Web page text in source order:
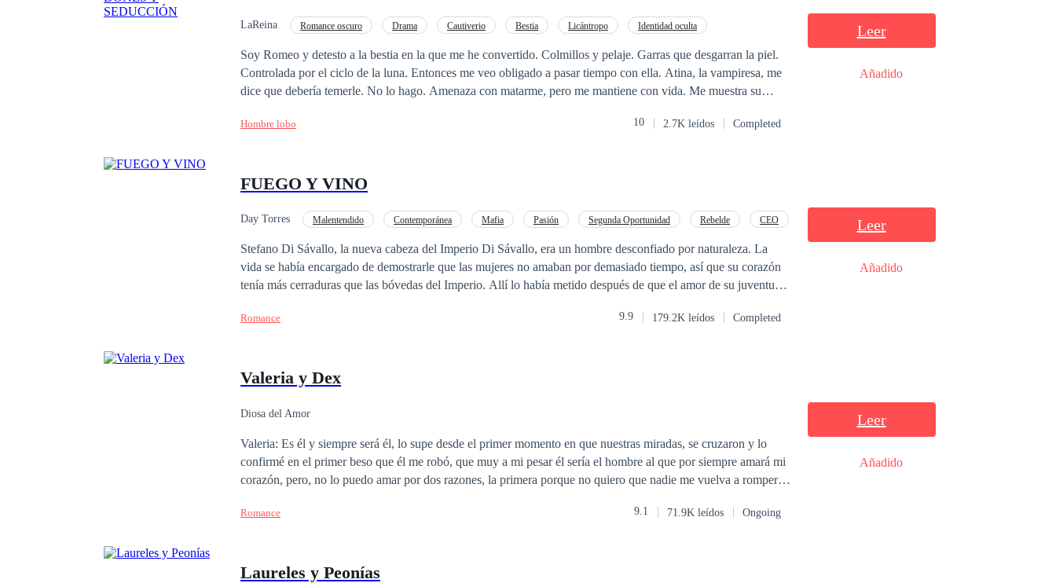
LaReina Romance oscuro Drama Cautiverio Bestia Licántropo
Identidad oculta
Soy Romeo y detesto a la bestia en la que me he convertido. Colmillos y pelaje. Garras que desgarran la piel.
Controlada por el ciclo de la luna. Entonces me veo obligado a pasar tiempo con ella. Atina, la vampiresa, me
dice que debería temerle. No lo hago. Amenaza con matarme, pero me mantiene con vida. Me muestra su
compañera. La bestia dentro de mí quiere perseguirla, reclamarla. Hacerla mía. Pero primero necesito
Hombre lobo 10 2.7K leídos Completed
Leer
Añadido
FUEGO Y VINO
Day Torres Malentendido Contemporánea Mafia Pasión Segunda Oportunidad Rebelde
CEO
Stefano Di Sávallo, la nueva cabeza del Imperio Di Sávallo, era un hombre desconfiado por naturaleza. La
vida se había encargado de demostrarle que las mujeres no amaban por demasiado tiempo, así que su corazón
tenía más cerraduras que las bóvedas del Imperio. Allí lo había metido después de que el amor de su juventud
mundo, lo obligó a reencontrarse con ella: Isabella Valenti, Bells, la mujer que más odiaba y la única que podía
venía con desafíos difíciles de vencer.
Romance 9.9 179.2K leídos Completed
Leer
Añadido
Valeria y Dex
Diosa del Amor
Valeria: Es él y siempre será él, lo supe desde el primer momento en que nuestras miradas, se cruzaron y lo
confirmé en el primer beso que él me robó, que muy a mi pesar él sería el hombre al que por siempre amará mi
corazón, pero, no lo puedo amar por dos razones, la primera porque no quiero que nadie me vuelva a romper el
que la vi. Ella es la mujer más hermosa, que mis ojos han visto, que mis labios han besado y que mis manos
soy. Somos Valeria y Dex, dos polos opuestos que nos atrajimos y que nada pudo frenar el sentimiento surgido
Romance 9.1 71.9K leídos Ongoing
Leer
Añadido
Laureles y Peonías